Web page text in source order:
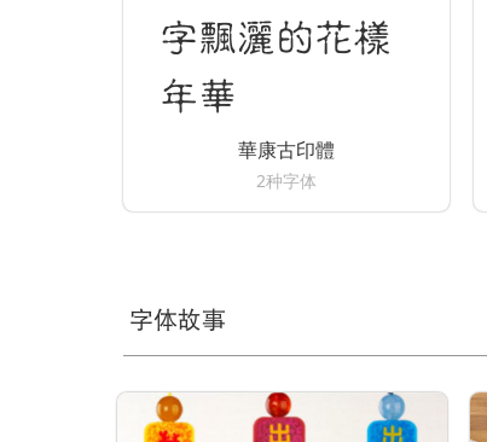
字飄灑的花樣
年華
華康古印體
2种字体
字体故事